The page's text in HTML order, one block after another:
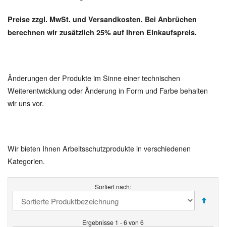
Preise zzgl. MwSt. und Versandkosten. Bei Anbrüchen
berechnen wir zusätzlich 25% auf Ihren Einkaufspreis.
Änderungen der Produkte im Sinne einer technischen
Weiterentwicklung oder Änderung in Form und Farbe behalten
wir uns vor.
Wir bieten Ihnen Arbeitsschutzprodukte in verschiedenen
Kategorien.
Sortiert nach:
Ergebnisse 1 - 6 von 6